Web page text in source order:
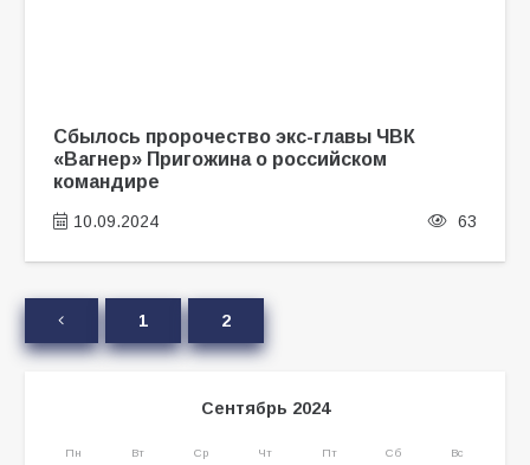
Сбылось пророчество экс-главы ЧВК
«Вагнер» Пригожина о российском
командире
10.09.2024 63
1 2
Сентябрь 2024
Пн Вт Ср Чт Пт Сб Вс